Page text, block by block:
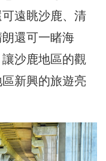
遠眺沙鹿、清
還可一睹海
沙鹿地區的觀
新興的旅遊亮